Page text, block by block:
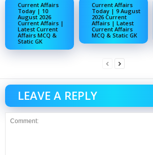
Current Affairs
Today | 10
August 2026
Current Affairs |
Latest Current
Affairs MCQ &
Static GK
Current Affairs
Today | 9 August
2026 Current
Affairs | Latest
Current Affairs
MCQ & Static GK
LEAVE A REPLY